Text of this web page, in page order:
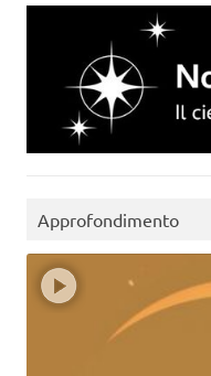
Approfondimento